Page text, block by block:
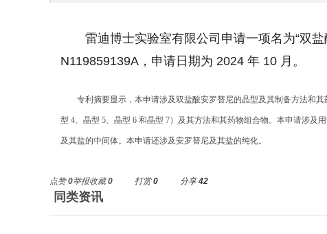
雷迪博士实验室有限公司申请一项名为“双
N119859139A，申请日期为 2024 年 10 月。
专利摘要显示，本申请涉及双盐酸安罗替尼的晶型及其制备方法和
型 4、晶型 5、晶型 6 和晶型 7）及其方法和其药物组合物。本申请涉
及其盐的中间体。本申请还涉及安罗替尼及其盐的纯化。
点赞0举报收藏0 打赏0 分享42
同类资讯